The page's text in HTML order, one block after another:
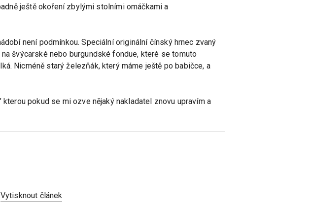
ještě okoření zbylými stolními omáčkami a
není podmínkou. Speciální originální čínský hrnec zvaný
švýcarské nebo burgundské fondue, které se tomuto
Nicméně starý železňák, který máme ještě po babičce, a
pokud se mi ozve nějaký nakladatel znovu upravím a
Vytisknout článek